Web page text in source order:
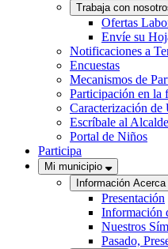
Trabaja con
Ofertas
Envíe su
Notificaciones a
Encuestas
Mecanismos de
Participación en la
Caracterización de
Escríbale al Alcalde
Portal de Niños
Participa
Mi municipio
Información
Presentación
Información
Nuestros
Pasado,